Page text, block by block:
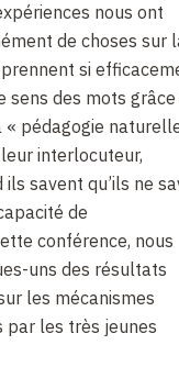
nous ont
de choses sur
si
sens des mots grâce
pédagogie
interlocuteur,
savent qu’ils ne
de
conférence, nous
uns des résultats
les mécanismes
par les très jeunes